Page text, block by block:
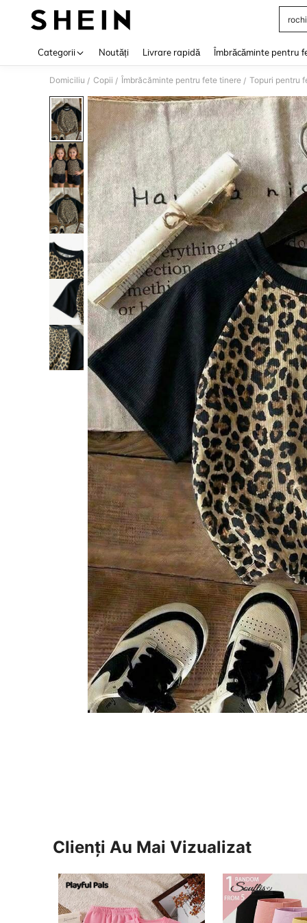
Categorii Noutăți Livrare rapidă Îmbrăcăminte pentru
Domiciliu / Copii / Îmbrăcăminte pentru fete tinere / Topuri pentru
Clienți Au Mai Vizualizat